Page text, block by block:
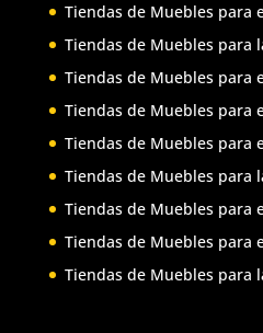
Tiendas de Muebles para
Tiendas de Muebles para
Tiendas de Muebles para
Tiendas de Muebles para
Tiendas de Muebles para
Tiendas de Muebles para
Tiendas de Muebles para
Tiendas de Muebles para
Tiendas de Muebles para